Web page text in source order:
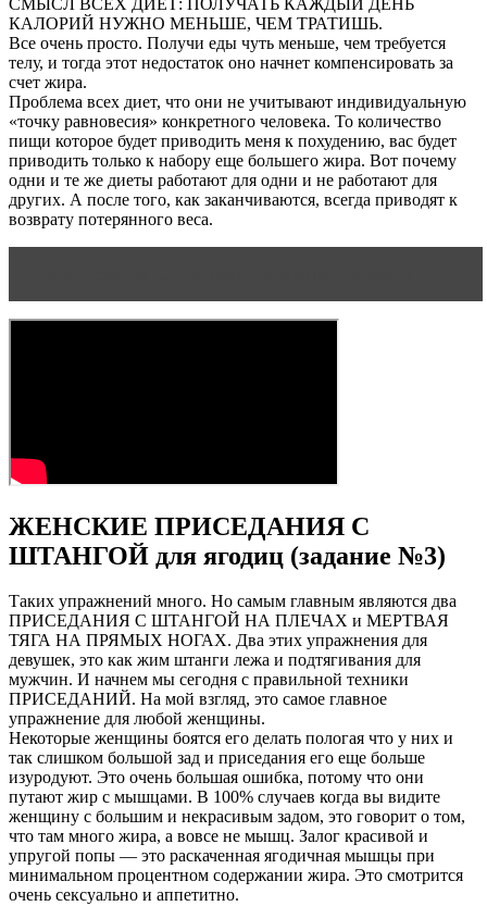
КАЛОРИЙ НУЖНО МЕНЬШЕ, ЧЕМ ТРАТИШЬ.
Все очень просто. Получи еды чуть меньше, чем требуется
телу, и тогда этот недостаток оно начнет компенсировать за
счет жира.
Проблема всех диет, что они не учитывают индивидуальную
«точку равновесия» конкретного человека. То количество
пищи которое будет приводить меня к похудению, вас будет
приводить только к набору еще большего жира. Вот почему
одни и те же диеты работают для одни и не работают для
других. А после того, как заканчиваются, всегда приводят к
возврату потерянного веса.
ЖЕНСКИЕ ПРИСЕДАНИЯ С
ШТАНГОЙ для ягодиц (задание №3)
Таких упражнений много. Но самым главным являются два
ПРИСЕДАНИЯ С ШТАНГОЙ НА ПЛЕЧАХ и МЕРТВАЯ
ТЯГА НА ПРЯМЫХ НОГАХ. Два этих упражнения для
девушек, это как жим штанги лежа и подтягивания для
мужчин. И начнем мы сегодня с правильной техники
ПРИСЕДАНИЙ. На мой взгляд, это самое главное
упражнение для любой женщины.
Некоторые женщины боятся его делать пологая что у них и
так слишком большой зад и приседания его еще больше
изуродуют. Это очень большая ошибка, потому что они
путают жир с мышцами. В 100% случаев когда вы видите
женщину с большим и некрасивым задом, это говорит о том,
что там много жира, а вовсе не мышц. Залог красивой и
упругой попы — это раскаченная ягодичная мышцы при
минимальном процентном содержании жира. Это смотрится
очень сексуально и аппетитно.